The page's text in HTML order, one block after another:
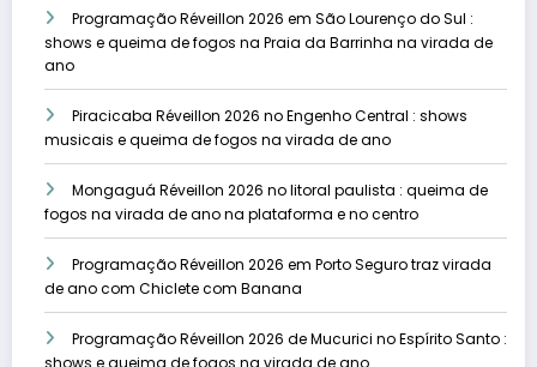
Programação Réveillon 2026 em São Lourenço do Sul :
shows e queima de fogos na Praia da Barrinha na virada de
ano
Piracicaba Réveillon 2026 no Engenho Central : shows
musicais e queima de fogos na virada de ano
Mongaguá Réveillon 2026 no litoral paulista : queima de
fogos na virada de ano na plataforma e no centro
Programação Réveillon 2026 em Porto Seguro traz virada
de ano com Chiclete com Banana
Programação Réveillon 2026 de Mucurici no Espírito Santo :